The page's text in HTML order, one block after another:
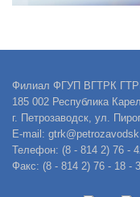
Филиал ФГУП ВГТРК
185 002 Республика
г. Петрозаводск, ул.
E-mail:
Телефон: (8 - 814 2) 76 -
Факс: (8 - 814 2) 76 - 18 -